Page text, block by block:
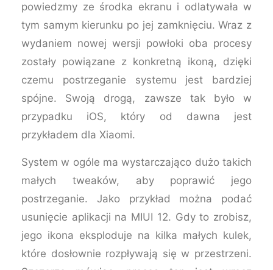
powiedzmy ze środka ekranu i odlatywała w
tym samym kierunku po jej zamknięciu. Wraz z
wydaniem nowej wersji powłoki oba procesy
zostały powiązane z konkretną ikoną, dzięki
czemu postrzeganie systemu jest bardziej
spójne. Swoją drogą, zawsze tak było w
przypadku iOS, który od dawna jest
przykładem dla Xiaomi.
System w ogóle ma wystarczająco dużo takich
małych tweaków, aby poprawić jego
postrzeganie. Jako przykład można podać
usunięcie aplikacji na MIUI 12. Gdy to zrobisz,
jego ikona eksploduje na kilka małych kulek,
które dosłownie rozpływają się w przestrzeni.